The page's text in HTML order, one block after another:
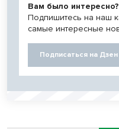
Вам было интересно?
Подпишитесь на наш
самые интересные
Подписаться на Дзен